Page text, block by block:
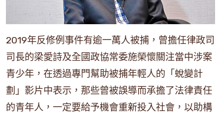
2019年反修例事件有逾一萬人被捕，曾擔任律政司
司長的梁愛詩及全國政協常委施榮懷關注當中涉案
青少年，在透過專門幫助被捕年輕人的「蛻變計
劃」影片中表示，那些曾被誤導而承擔了法律責任
的青年人，一定要給予機會重新投入社會，以助構